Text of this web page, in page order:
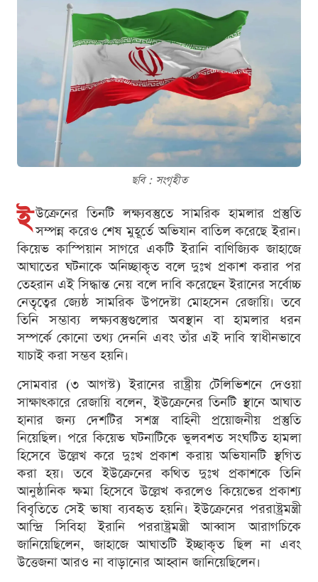
ছবি : সংগৃহীত
ই উক্রেনের তিনটি লক্ষ্যবস্তুতে সামরিক হামলার প্রস্তুতি
সম্পন্ন করেও শেষ মুহূর্তে অভিযান বাতিল করেছে ইরান।
কিয়েভ কাস্পিয়ান সাগরে একটি ইরানি বাণিজ্যিক জাহাজে
আঘাতের ঘটনাকে অনিচ্ছাকৃত বলে দুঃখ প্রকাশ করার পর
তেহরান এই সিদ্ধান্ত নেয় বলে দাবি করেছেন ইরানের সর্বোচ্চ
নেতৃত্বের জ্যেষ্ঠ সামরিক উপদেষ্টা মোহসেন রেজায়ি। তবে
তিনি সম্ভাব্য লক্ষ্যবস্তুগুলোর অবস্থান বা হামলার ধরন
সম্পর্কে কোনো তথ্য দেননি এবং তাঁর এই দাবি স্বাধীনভাবে
যাচাই করা সম্ভব হয়নি।
সোমবার (৩ আগস্ট) ইরানের রাষ্ট্রীয় টেলিভিশনে দেওয়া
সাক্ষাৎকারে রেজায়ি বলেন, ইউক্রেনের তিনটি স্থানে আঘাত
হানার জন্য দেশটির সশস্ত্র বাহিনী প্রয়োজনীয় প্রস্তুতি
নিয়েছিল। পরে কিয়েভ ঘটনাটিকে ভুলবশত সংঘটিত হামলা
হিসেবে উল্লেখ করে দুঃখ প্রকাশ করায় অভিযানটি স্থগিত
করা হয়। তবে ইউক্রেনের কথিত দুঃখ প্রকাশকে তিনি
আনুষ্ঠানিক ক্ষমা হিসেবে উল্লেখ করলেও কিয়েভের প্রকাশ্য
বিবৃতিতে সেই ভাষা ব্যবহৃত হয়নি। ইউক্রেনের পররাষ্ট্রমন্ত্রী
আন্দ্রি সিবিহা ইরানি পররাষ্ট্রমন্ত্রী আব্বাস আরাগচিকে
জানিয়েছিলেন, জাহাজে আঘাতটি ইচ্ছাকৃত ছিল না এবং
উত্তেজনা আরও না বাড়ানোর আহ্বান জানিয়েছিলেন।